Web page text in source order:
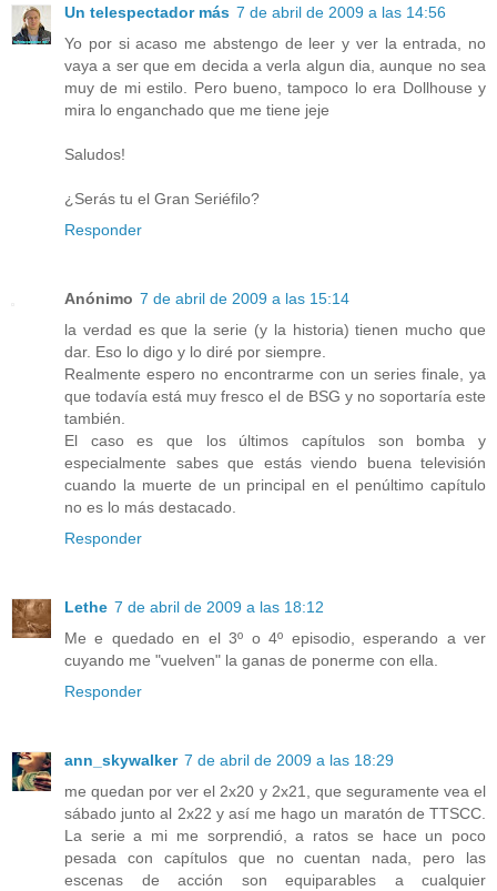
Un telespectador más 7 de abril de 2009 a las 14:56
Yo por si acaso me abstengo de leer y ver la entrada, no
vaya a ser que em decida a verla algun dia, aunque no sea
muy de mi estilo. Pero bueno, tampoco lo era Dollhouse y
mira lo enganchado que me tiene jeje
Saludos!
¿Serás tu el Gran Seriéfilo?
Responder
Anónimo 7 de abril de 2009 a las 15:14
la verdad es que la serie (y la historia) tienen mucho que
dar. Eso lo digo y lo diré por siempre.
Realmente espero no encontrarme con un series finale, ya
que todavía está muy fresco el de BSG y no soportaría este
también.
El caso es que los últimos capítulos son bomba y
especialmente sabes que estás viendo buena televisión
cuando la muerte de un principal en el penúltimo capítulo
no es lo más destacado.
Responder
Lethe 7 de abril de 2009 a las 18:12
Me e quedado en el 3º o 4º episodio, esperando a ver
cuyando me "vuelven" la ganas de ponerme con ella.
Responder
ann_skywalker 7 de abril de 2009 a las 18:29
me quedan por ver el 2x20 y 2x21, que seguramente vea el
sábado junto al 2x22 y así me hago un maratón de TTSCC.
La serie a mi me sorprendió, a ratos se hace un poco
pesada con capítulos que no cuentan nada, pero las
escenas de acción son equiparables a cualquier